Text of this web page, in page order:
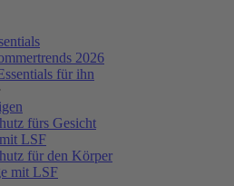
2026
für ihn
fürs Gesicht
LSF
für den Körper
mit LSF